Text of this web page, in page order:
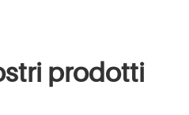
prodotti